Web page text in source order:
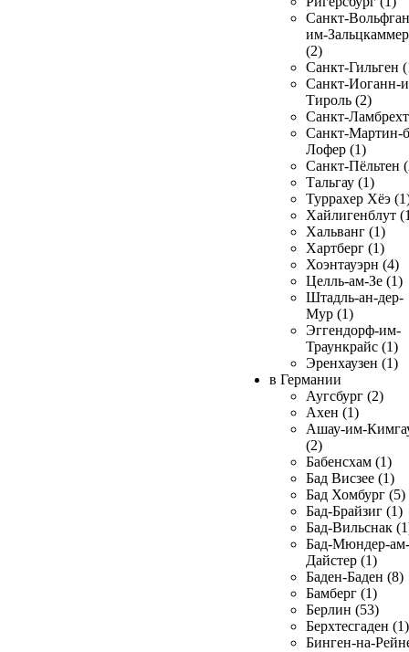
Санкт-
им-
(2)
Санкт-Гильген
Санкт-Иоганн-
Тироль (2)
Санкт-
Санкт-Мартин-
Лофер (1)
Санкт-Пёльтен
Тальгау (1)
Туррахер Хёэ
Хайлигенблут
Хальванг (1)
Хартберг (1)
Хоэнтауэрн (4)
Целль-ам-Зе (1)
Штадль-ан-дер-
Мур (1)
Эггендорф-им-
Траункрайс (1)
Эренхаузен (1)
в Германии
Аугсбург (2)
Ахен (1)
Ашау-им-
(2)
Бабенсхам (1)
Бад Висзее (1)
Бад Хомбург (5)
Бад-Брайзиг (1)
Бад-Вильснак
Бад-Мюндер-ам-
Дайстер (1)
Баден-Баден (8)
Бамберг (1)
Берлин (53)
Берхтесгаден (1)
Бинген-на-